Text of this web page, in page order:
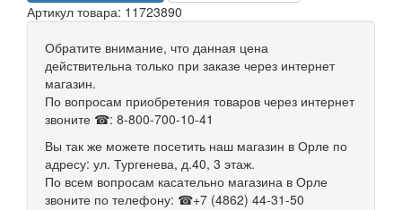
Артикул товара: 11723890
Обратите внимание, что данная цена
действительна только при заказе через интернет
магазин.
По вопросам приобретения товаров через интернет
звоните ☎: 8-800-700-10-41
Вы так же можете посетить наш магазин в Орле по
адресу: ул. Тургенева, д.40, 3 этаж.
По всем вопросам касательно магазина в Орле
звоните по телефону: ☎+7 (4862) 44-31-50